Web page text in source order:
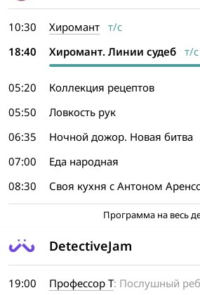
10:30 Хиромант т/с
18:40
Хиромант. Линии судеб т/с
05:20
Коллекция рецептов
05:50
Ловкость рук
06:35
Ночной дожор. Новая битва
07:00
Еда народная
08:30
Своя кухня с Антоном
Программа на весь
DetectiveJam
19:00 Профессор Т: Послушный